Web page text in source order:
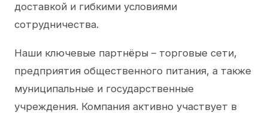
доставкой и гибкими условиями
сотрудничества.
Наши ключевые партнёры – торговые сети,
предприятия общественного питания, а также
муниципальные и государственные
учреждения. Компания активно участвует в